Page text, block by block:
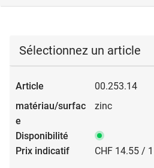
Sélectionnez un article
00.253.14
zinc
CHF 14.55 /